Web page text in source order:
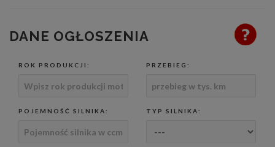
DANE OGŁOSZENIA
ROK PRODUKCJI: PRZEBIEG:
POJEMNOŚĆ SILNIKA: TYP SILNIKA: